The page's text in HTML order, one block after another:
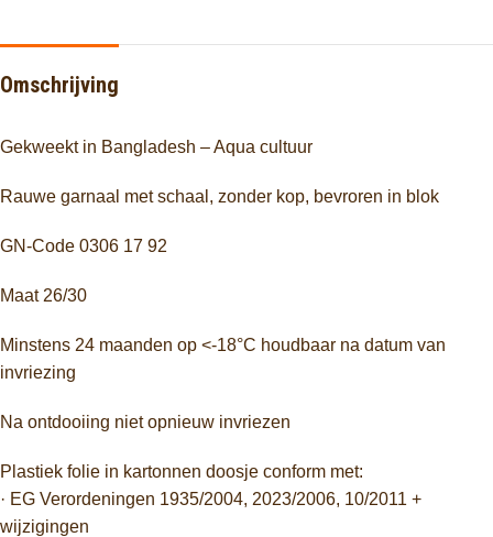
Omschrijving
Gekweekt in Bangladesh – Aqua cultuur
Rauwe garnaal met schaal, zonder kop, bevroren in blok
GN-Code 0306 17 92
Maat 26/30
Minstens 24 maanden op <-18°C houdbaar na datum van
invriezing
Na ontdooiing niet opnieuw invriezen
Plastiek folie in kartonnen doosje conform met:
· EG Verordeningen 1935/2004, 2023/2006, 10/2011 +
wijzigingen